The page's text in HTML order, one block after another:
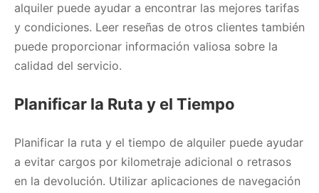
alquiler puede ayudar a encontrar las mejores tarifas
y condiciones. Leer reseñas de otros clientes también
puede proporcionar información valiosa sobre la
calidad del servicio.
Planificar la Ruta y el Tiempo
Planificar la ruta y el tiempo de alquiler puede ayudar
a evitar cargos por kilometraje adicional o retrasos
en la devolución. Utilizar aplicaciones de navegación